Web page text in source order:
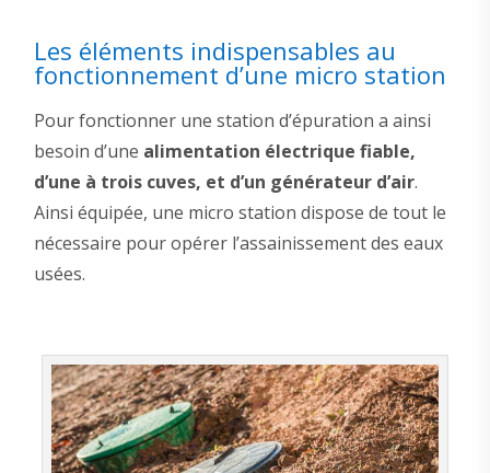
Les éléments indispensables au
fonctionnement d’une micro station
Pour fonctionner une station d’épuration a ainsi
besoin d’une alimentation électrique fiable,
d’une à trois cuves, et d’un générateur d’air.
Ainsi équipée, une micro station dispose de tout le
nécessaire pour opérer l’assainissement des eaux
usées.